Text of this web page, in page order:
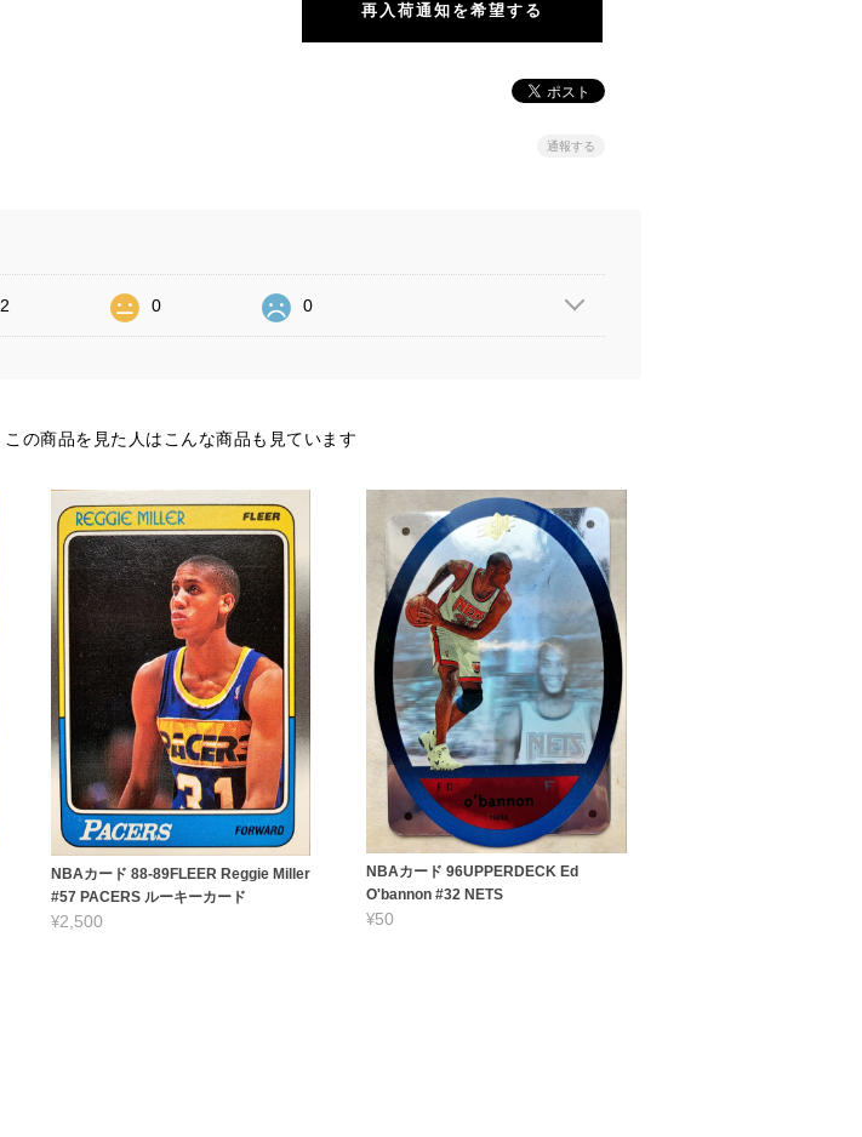
再入荷通知を希望する
通報する
2 0 0
この商品を見た人はこんな商品も見ています
NBAカード 88-89FLEER Reggie Miller
#57 PACERS ルーキーカード
¥2,500
NBAカード 96UPPERDECK Ed
O'bannon #32 NETS
¥50